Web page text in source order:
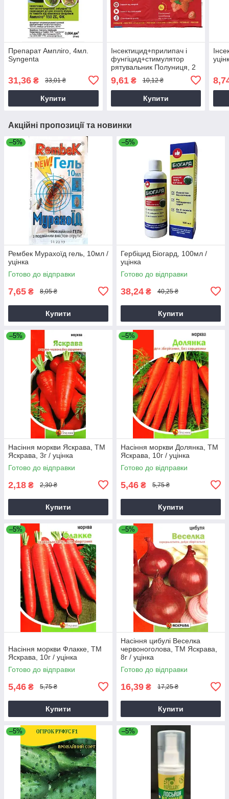
Препарат Ампліго, 4мл.
Syngenta
31,36 ₴ 33,01 ₴
Купити
Інсектицид+прилипач і
фунгіцид+стимулятор
рятувальник Полуниця, 2
9,61₴ 10,12 ₴
Купити
Акційні пропозиції та новинки
–5%
Рембек Мурахоїд гель, 10мл /
уцінка
Готово до відправки
7,65 ₴ 8,05 ₴
Купити
–5%
Гербіцид Біогард, 100мл /
уцінка
Готово до відправки
38,24 ₴ 40,25 ₴
Купити
–5%
Насіння моркви Яскрава, ТМ
Яскрава, 3г / уцінка
Готово до відправки
2,18 ₴ 2,30 ₴
Купити
–5%
Насіння моркви Долянка, ТМ
Яскрава, 10г / уцінка
Готово до відправки
5,46 ₴ 5,75 ₴
Купити
–5%
Насіння моркви Флакке, ТМ
Яскрава, 10г / уцінка
Готово до відправки
5,46 ₴ 5,75 ₴
Купити
–5%
Насіння цибулі Веселка
червоноголова, ТМ Яскрава,
8г / уцінка
Готово до відправки
16,39 ₴ 17,25 ₴
Купити
–5% –5%